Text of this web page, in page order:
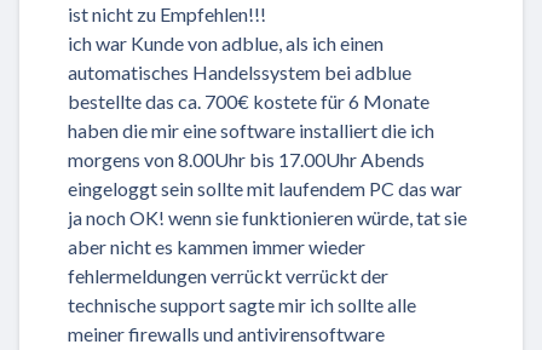
ist nicht zu Empfehlen!!!
ich war Kunde von adblue, als ich einen
automatisches Handelssystem bei adblue
bestellte das ca. 700€ kostete für 6 Monate
haben die mir eine software installiert die ich
morgens von 8.00Uhr bis 17.00Uhr Abends
eingeloggt sein sollte mit laufendem PC das war
ja noch OK! wenn sie funktionieren würde, tat sie
aber nicht es kammen immer wieder
fehlermeldungen verrückt verrückt der
technische support sagte mir ich sollte alle
meiner firewalls und antivirensoftware